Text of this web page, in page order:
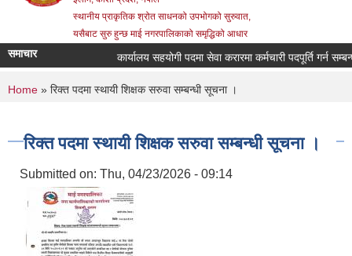
स्थानीय प्राकृतिक श्रोत साधनको उपभोगको सुरुवात,
यसैबाट सुरु हुन्छ माई नगरपालिकाको समृद्धिको आधार
समाचार कार्यालय सहयोगी पदमा सेवा करारमा कर्मचारी पदपूर्ति गर्न
You are here
Home » रिक्त पदमा स्थायी शिक्षक सरुवा सम्बन्धी सूचना ।
रिक्त पदमा स्थायी शिक्षक सरुवा सम्बन्धी सूचना ।
Submitted on: Thu, 04/23/2026 - 09:14